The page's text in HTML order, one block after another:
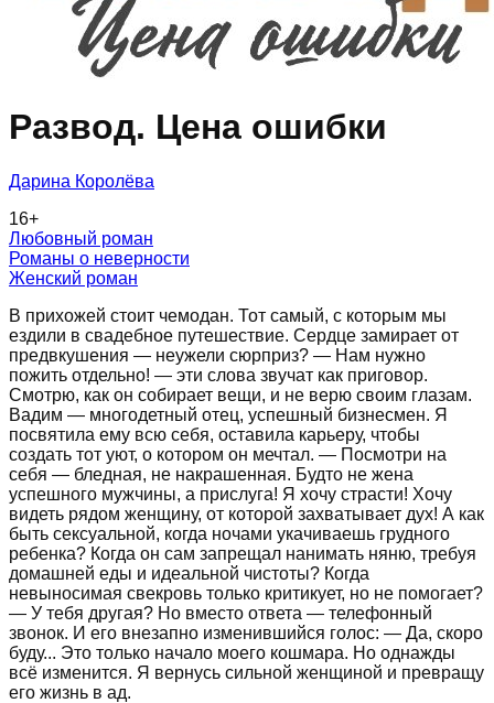
Развод. Цена ошибки
Дарина Королёва
16+
Любовный роман
Романы о неверности
Женский роман
В прихожей стоит чемодан. Тот самый, с которым мы
ездили в свадебное путешествие. Сердце замирает от
предвкушения — неужели сюрприз? — Нам нужно
пожить отдельно! — эти слова звучат как приговор.
Смотрю, как он собирает вещи, и не верю своим глазам.
Вадим — многодетный отец, успешный бизнесмен. Я
посвятила ему всю себя, оставила карьеру, чтобы
создать тот уют, о котором он мечтал. — Посмотри на
себя — бледная, не накрашенная. Будто не жена
успешного мужчины, а прислуга! Я хочу страсти! Хочу
видеть рядом женщину, от которой захватывает дух! А как
быть сексуальной, когда ночами укачиваешь грудного
ребенка? Когда он сам запрещал нанимать няню, требуя
домашней еды и идеальной чистоты? Когда
невыносимая свекровь только критикует, но не помогает?
— У тебя другая? Но вместо ответа — телефонный
звонок. И его внезапно изменившийся голос: — Да, скоро
буду... Это только начало моего кошмара. Но однажды
всё изменится. Я вернусь сильной женщиной и превращу
его жизнь в ад.